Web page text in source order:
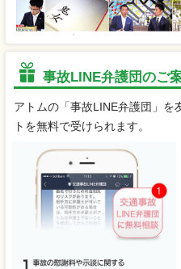
事故LINE弁護団のご
アトムの「事故LINE弁護団」を
トを無料で受けられます。